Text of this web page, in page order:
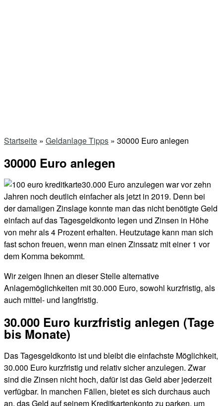
Startseite » Geldanlage Tipps » 30000 Euro anlegen
30000 Euro anlegen
30.000 Euro anzulegen war vor zehn
Jahren noch deutlich einfacher als jetzt in 2019. Denn bei
der damaligen Zinslage konnte man das nicht benötigte Geld
einfach auf das Tagesgeldkonto legen und Zinsen in Höhe
von mehr als 4 Prozent erhalten. Heutzutage kann man sich
fast schon freuen, wenn man einen Zinssatz mit einer 1 vor
dem Komma bekommt.
Wir zeigen Ihnen an dieser Stelle alternative
Anlagemöglichkeiten mit 30.000 Euro, sowohl kurzfristig, als
auch mittel- und langfristig.
30.000 Euro kurzfristig anlegen (Tage
bis Monate)
Das Tagesgeldkonto ist und bleibt die einfachste Möglichkeit,
30.000 Euro kurzfristig und relativ sicher anzulegen. Zwar
sind die Zinsen nicht hoch, dafür ist das Geld aber jederzeit
verfügbar. In manchen Fällen, bietet es sich durchaus auch
an, das Geld auf seinem Kreditkartenkonto zu parken, um